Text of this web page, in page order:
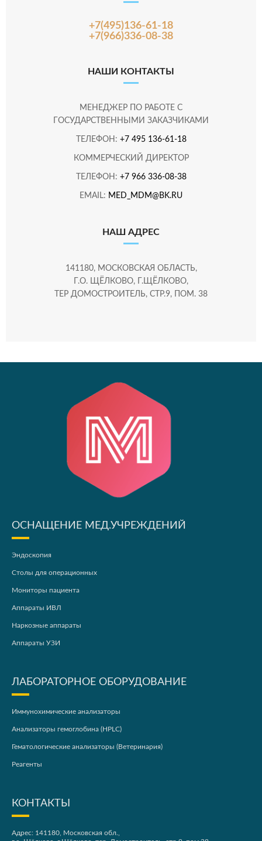
+7(495)136-61-18
+7(966)336-08-38
НАШИ КОНТАКТЫ
МЕНЕДЖЕР ПО РАБОТЕ С
ГОСУДАРСТВЕННЫМИ ЗАКАЗЧИКАМИ
ТЕЛЕФОН: +7 495 136-61-18
КОММЕРЧЕСКИЙ ДИРЕКТОР
ТЕЛЕФОН: +7 966 336-08-38
EMAIL: MED_MDM@BK.RU
НАШ АДРЕС
141180, МОСКОВСКАЯ ОБЛАСТЬ,
Г.О. ЩЁЛКОВО, Г.ЩЁЛКОВО,
ТЕР ДОМОСТРОИТЕЛЬ, СТР.9, ПОМ. 38
ОСНАЩЕНИЕ МЕД.УЧРЕЖДЕНИЙ
Эндоскопия
Столы для операционных
Мониторы пациента
Аппараты ИВЛ
Наркозные аппараты
Аппараты УЗИ
ЛАБОРАТОРНОЕ ОБОРУДОВАНИЕ
Иммунохимические анализаторы
Анализаторы гемоглобина (HPLC)
Гематологические анализаторы (Ветеринария)
Реагенты
КОНТАКТЫ
Адрес: 141180, Московская обл.,